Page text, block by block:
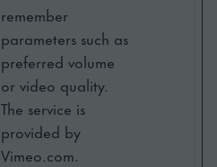
remember
parameters such as
preferred volume
or video quality.
The service is
provided by
Vimeo.com.